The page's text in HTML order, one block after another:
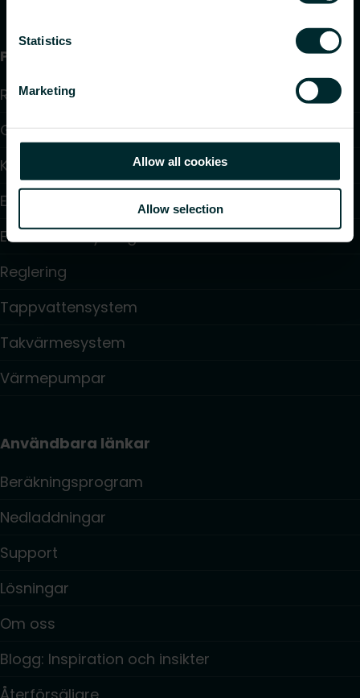
Statistics
Marketing
Allow all cookies
Allow selection
Produkter
Radiatorer
Golvvärme och golvkylning
Konvektorer och fläktkonvektorer
Elektrisk uppvärmning
Elektronisk styrning
Reglering
Tappvattensystem
Takvärmesystem
Värmepumpar
Användbara länkar
Beräkningsprogram
Nedladdningar
Support
Lösningar
Om oss
Blogg: Inspiration och insikter